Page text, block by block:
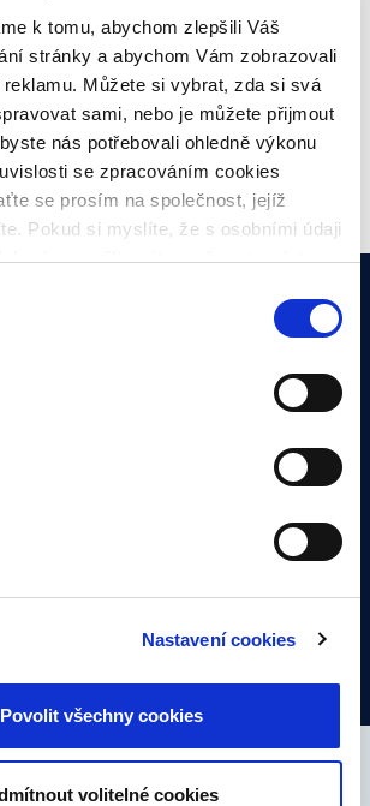
k tomu, abychom zlepšili Váš
stránky a abychom Vám zobrazovali
reklamu. Můžete si vybrat, zda si svá
sami, nebo je můžete přijmout
nás potřebovali ohledně výkonu
se zpracováním cookies
se prosím na společnost, jejíž
Pokud si myslíte, že s osobními údaji
bychom měli, máte možnost podat
nejdříve obrátíte přímo na nás a
Váš požadavek obratem vyřešit. Svoje
kdykoliv změnit v zápatí stránky
Nastavení cookies
Povolit všechny cookies
volitelné cookies
VŠECHNY ČLÁNKY
vás naše články?
a nezmeškejte žádnou novinku ze